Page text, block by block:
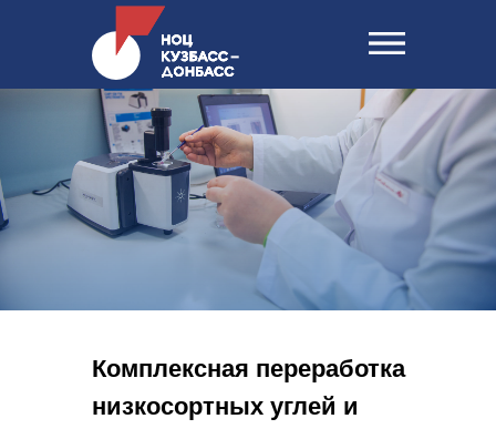
Комплексная переработка
низкосортных углей и